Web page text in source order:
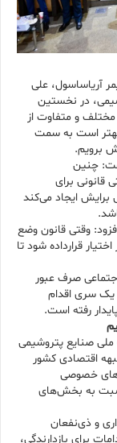
آریاساسول، علی
در نخستین
و متفاوت از
است به سمت
برویم.
چنین
قانونی برای
ایجاد می‌کند
وقتی قانون وضع
قرارداده شود تا
صرف عبور
یک سری اقدام
رفته است.
صنایع پتروشیمی
اقتصادی کشور
خصوصی
به بخش‌های
و ذی‌نفعان
برای بازدارندگی،